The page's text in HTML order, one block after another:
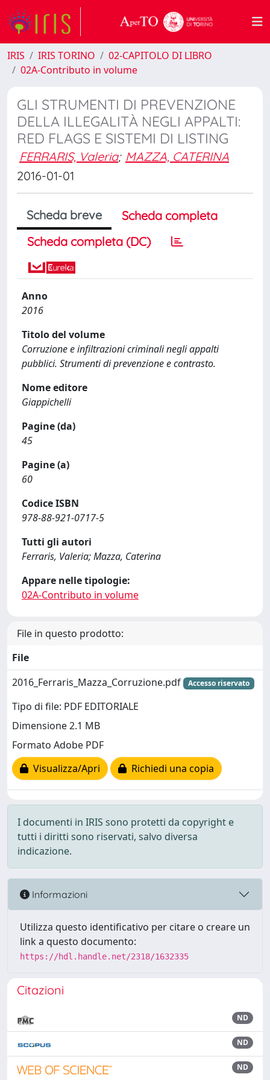
IRIS IRIS TORINO
02-CAPITOLO DI LIBRO
02A-Contributo in volume
GLI STRUMENTI DI PREVENZIONE
DELLA ILLEGALITÀ NEGLI APPALTI:
RED FLAGS E SISTEMI DI LISTING
FERRARIS, Valeria; MAZZA, CATERINA
2016-01-01
Scheda breve
Scheda completa
Scheda completa (DC)
Anno
2016
Titolo del volume
Corruzione e infiltrazioni criminali negli appalti
pubblici. Strumenti di prevenzione e contrasto.
Nome editore
Giappichelli
Pagine (da)
45
Pagine (a)
60
Codice ISBN
978-88-921-0717-5
Tutti gli autori
Ferraris, Valeria; Mazza, Caterina
Appare nelle tipologie:
02A-Contributo in volume
File in questo prodotto:
File
2016_Ferraris_Mazza_Corruzione.pdf
Accesso riservato
Tipo di file: PDF EDITORIALE
Dimensione 2.1 MB
Formato Adobe PDF
Visualizza/Apri
Richiedi una copia
I documenti in IRIS sono protetti da copyright e
tutti i diritti sono riservati, salvo diversa
indicazione.
Informazioni
Utilizza questo identificativo per citare o creare un
link a questo documento:
https://hdl.handle.net/2318/1632335
Citazioni
ND
ND
ND